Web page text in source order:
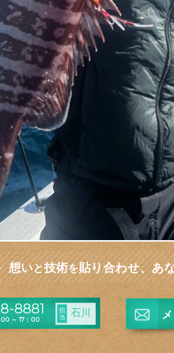
想いと技術を貼り合わせ、あ
8881
～ 17：00
担
当
石川